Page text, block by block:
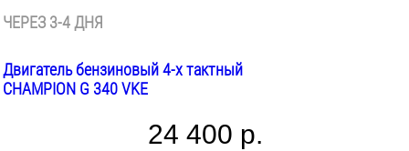
ЧЕРЕЗ 3-4 ДНЯ
Двигатель бензиновый 4-х тактный
CHAMPION G 340 VKE
24 400 р.